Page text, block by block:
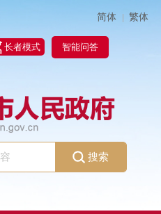
简体 | 繁体
长者模式 智能问答
搜索